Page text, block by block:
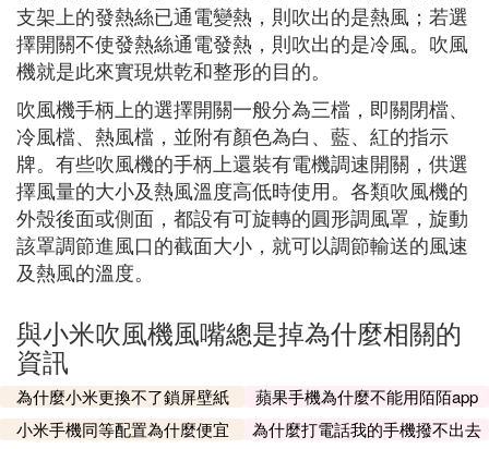
支架上的發熱絲已通電變熱，則吹出的是熱風；若選
擇開關不使發熱絲通電發熱，則吹出的是冷風。吹風
機就是此來實現烘乾和整形的目的。
吹風機手柄上的選擇開關一般分為三檔，即關閉檔、
冷風檔、熱風檔，並附有顏色為白、藍、紅的指示
牌。有些吹風機的手柄上還裝有電機調速開關，供選
擇風量的大小及熱風溫度高低時使用。各類吹風機的
外殼後面或側面，都設有可旋轉的圓形調風罩，旋動
該罩調節進風口的截面大小，就可以調節輸送的風速
及熱風的溫度。
與小米吹風機風嘴總是掉為什麼相關的
資訊
為什麼小米更換不了鎖屏壁紙
蘋果手機為什麼不能用陌陌app
小米手機同等配置為什麼便宜
為什麼打電話我的手機撥不出去